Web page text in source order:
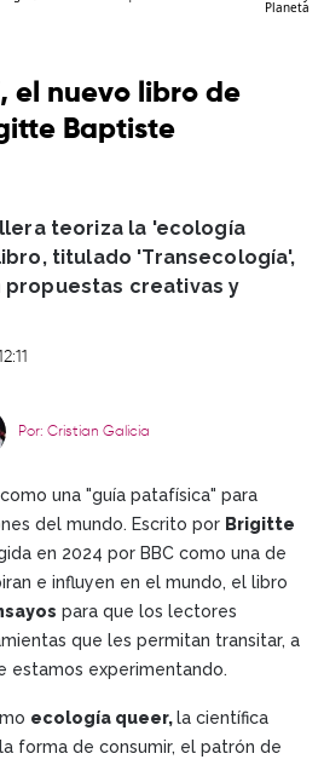
Planeta
el nuevo libro de
Baptiste
teoriza la 'ecología
titulado 'Transecología',
propuestas creativas y
Por: Cristian Galicia
una "guía patafísica" para
del mundo. Escrito por Brigitte
en 2024 por BBC como una de
e influyen en el mundo, el libro
para que los lectores
que les permitan transitar, a
estamos experimentando.
ecología queer,la científica
forma de consumir, el patrón de